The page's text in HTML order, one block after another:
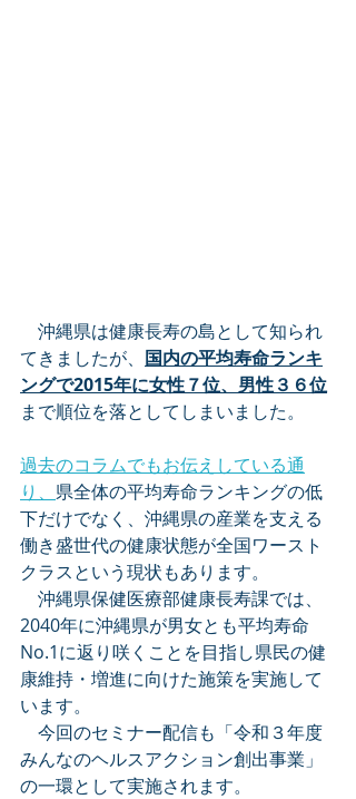
沖縄県は健康長寿の島として知られ
てきましたが、 国内の平均寿命ランキ
ングで2015年に女性７位、男性３６位
まで順位を落としてしまいました。
過去のコラムでもお伝えしている通
り、 県全体の平均寿命ランキングの低
下だけでなく、沖縄県の産業を支える
働き盛世代の健康状態が全国ワースト
クラスという現状もあります。
沖縄県保健医療部健康長寿課では、
2040年に沖縄県が男女とも平均寿命
No.1に返り咲くことを目指し県民の健
康維持・増進に向けた施策を実施して
います。
今回のセミナー配信も「令和３年度
みんなのヘルスアクション創出事業」
の一環として実施されます。